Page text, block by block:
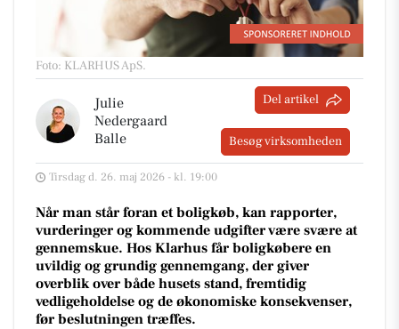
Foto: KLARHUS ApS.
Julie
Nedergaard
Balle
Del artikel
Besøg virksomheden
Tirsdag d. 26. maj 2026 - kl. 19:00
Når man står foran et boligkøb, kan rapporter,
vurderinger og kommende udgifter være svære at
gennemskue. Hos Klarhus får boligkøbere en
uvildig og grundig gennemgang, der giver
overblik over både husets stand, fremtidig
vedligeholdelse og de økonomiske konsekvenser,
før beslutningen træffes.